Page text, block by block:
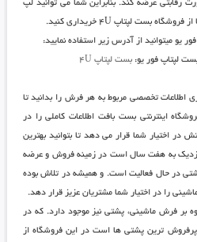
رقابتی عرضه کند. بنابراین شما می توانید لپ
فروشگاه بست لپتاپ ۴U
خریداری کنید.
یو میتوانید از آدرس زیر استفاده نمایید:
لپتاپ فور یو:بست لپتاپ ۴U
اطلاعات تخصصی مربوط به هر فرش را بدانید تا
اینترنتی بست بافتاطلاعات کاملی را در
اختیار شما قرار می دهد تا بتوانید بهترین
نزدیک به هفت سال است در زمینه فروش و عرضه
در حال فعالیت است. و همیشه در تلاش بوده
را در اختیار شما مشتریان عزیز قرار دهد.
بر فرش ماشینی، پشتی نیز موجود دارد. که در
ترین پشتی ها است در این فروشگاه از